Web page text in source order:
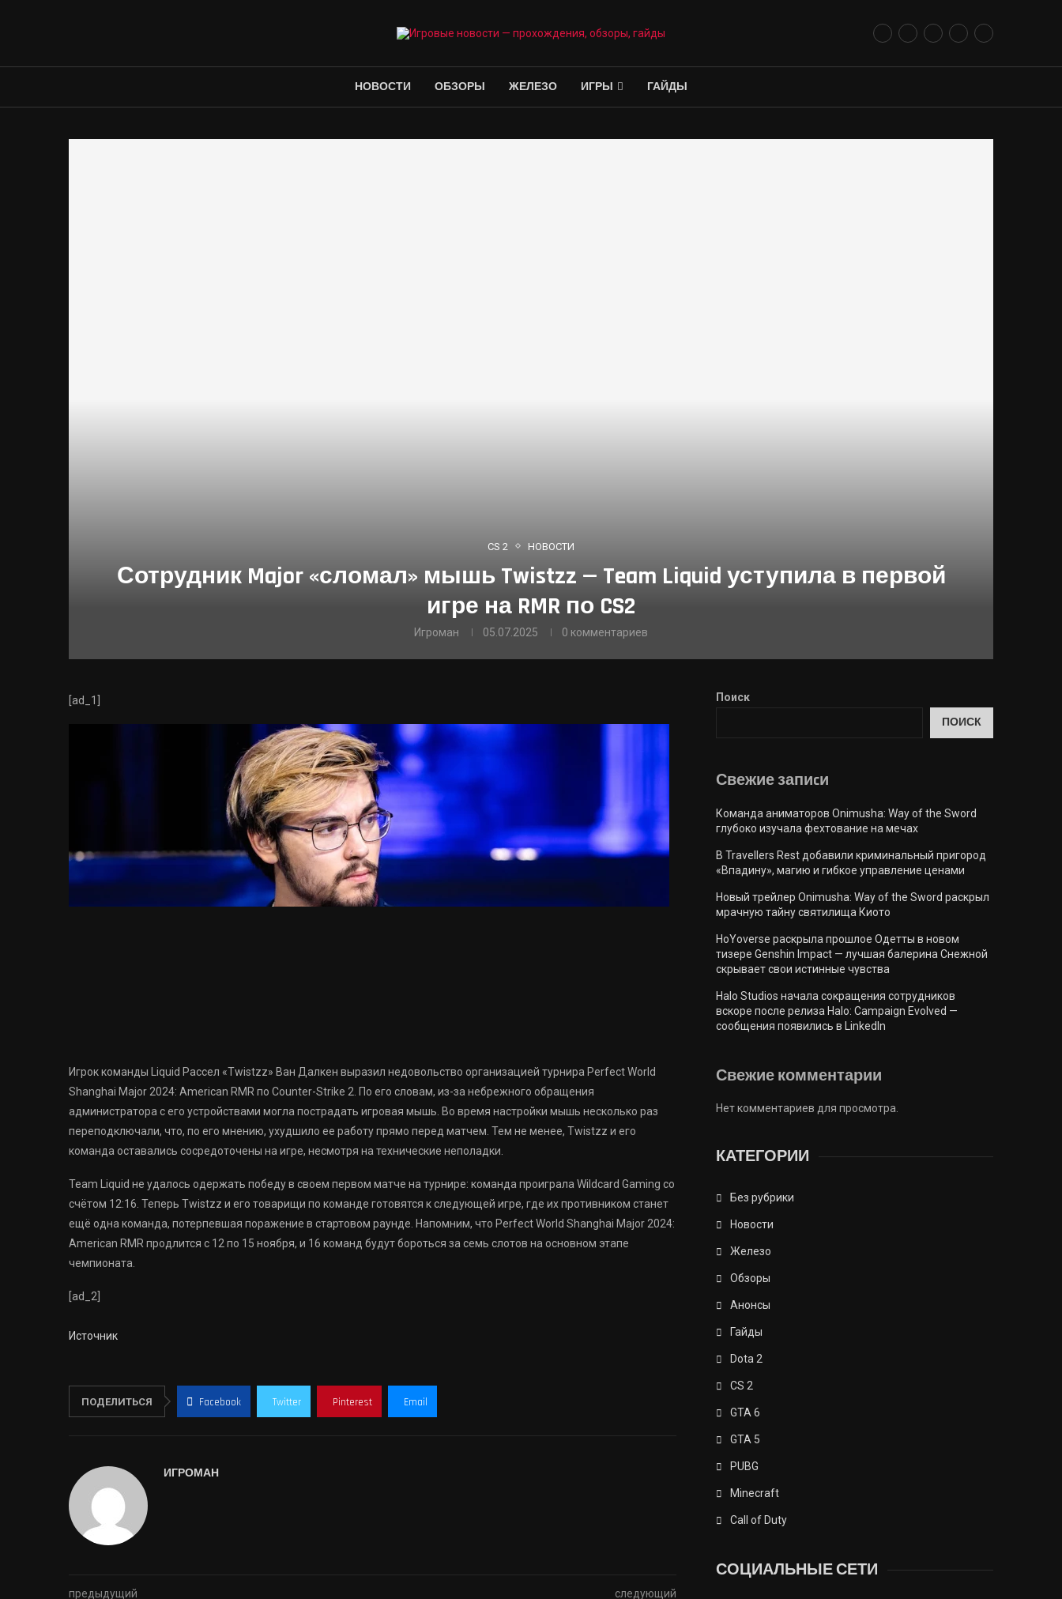
НОВОСТИ ОБЗОРЫ ЖЕЛЕЗО ИГРЫ ГАЙДЫ
CS 2 НОВОСТИ
Сотрудник Major «сломал» мышь Twistzz — Team Liquid уступила в первой
игре на RMR по CS2
Игроман 05.07.2025 0 комментариев
[ad_1]
Игрок команды Liquid Рассел «Twistzz» Ван Далкен выразил недовольство организацией турнира Perfect World
Shanghai Major 2024: American RMR по Counter-Strike 2. По его словам, из-за небрежного обращения
администратора с его устройствами могла пострадать игровая мышь. Во время настройки мышь несколько раз
переподключали, что, по его мнению, ухудшило ее работу прямо перед матчем. Тем не менее, Twistzz и его
команда оставались сосредоточены на игре, несмотря на технические неполадки.
Team Liquid не удалось одержать победу в своем первом матче на турнире: команда проиграла Wildcard Gaming со
счётом 12:16. Теперь Twistzz и его товарищи по команде готовятся к следующей игре, где их противником станет
ещё одна команда, потерпевшая поражение в стартовом раунде. Напомним, что Perfect World Shanghai Major 2024:
American RMR продлится с 12 по 15 ноября, и 16 команд будут бороться за семь слотов на основном этапе
чемпионата.
[ad_2]
Источник
ПОДЕЛИТЬСЯ Facebook Twitter Pinterest Email
ИГРОМАН
предыдущий следующий
Поиск
ПОИСК
Свежие запиcи
Команда аниматоров Onimusha: Way of the Sword
глубоко изучала фехтование на мечах
В Travellers Rest добавили криминальный пригород
«Впадину», магию и гибкое управление ценами
Новый трейлер Onimusha: Way of the Sword раскрыл
мрачную тайну святилища Киото
HoYoverse раскрыла прошлое Одетты в новом
тизере Genshin Impact — лучшая балерина Снежной
скрывает свои истинные чувства
Halo Studios начала сокращения сотрудников
вскоре после релиза Halo: Campaign Evolved —
сообщения появились в LinkedIn
Свежие комментарии
Нет комментариев для просмотра.
КАТЕГОРИИ
Без рубрики
Новости
Железо
Обзоры
Анонсы
Гайды
Dota 2
CS 2
GTA 6
GTA 5
PUBG
Minecraft
Call of Duty
СОЦИАЛЬНЫЕ СЕТИ